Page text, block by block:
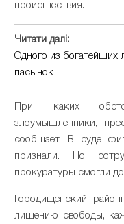
происшествия.
Читати далі:
Одного из богатейших
пасынок
При каких
злоумышленники,
сообщает. В суде
признали. Но
прокуратуры смогли
Городищенский
лишению свободы,